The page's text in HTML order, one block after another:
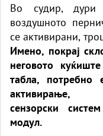
Во судир,
воздушното
се активирани,
Имено, покрај
неговото
табла, потребно
активирање,
сензорски
модул.